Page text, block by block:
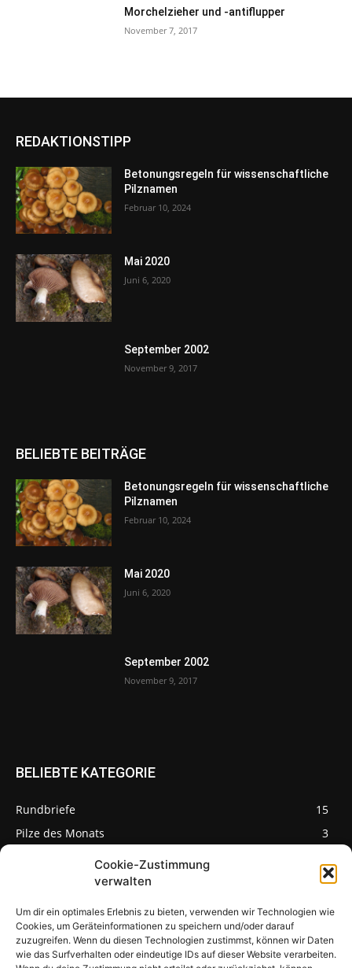
Cookie-Zustimmung
verwalten
Um dir ein optimales Erlebnis zu bieten, verwenden wir Technologien wie
Cookies, um Geräteinformationen zu speichern und/oder darauf
zuzugreifen. Wenn du diesen Technologien zustimmst, können wir Daten
wie das Surfverhalten oder eindeutige IDs auf dieser Website verarbeiten.
Morchelzieher und -antiflupper
November 7, 2017
REDAKTIONSTIPP
Betonungsregeln für wissenschaftliche
Pilznamen
Februar 10, 2024
Mai 2020
Juni 6, 2020
September 2002
November 9, 2017
BELIEBTE BEITRÄGE
Betonungsregeln für wissenschaftliche
Pilznamen
Februar 10, 2024
Mai 2020
Juni 6, 2020
September 2002
November 9, 2017
BELIEBTE KATEGORIE
Rundbriefe
15
Pilze des Monats
3
Pilzseite
Seltene Pilze aus
Mainfranken und